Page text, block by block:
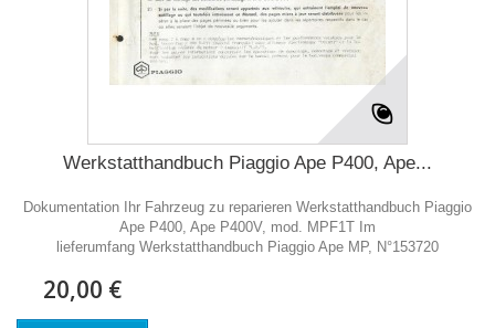
Werkstatthandbuch Piaggio Ape P400, Ape...
Dokumentation Ihr Fahrzeug zu reparieren Werkstatthandbuch Piaggio
Ape P400, Ape P400V, mod. MPF1T Im
lieferumfang Werkstatthandbuch Piaggio Ape MP, N°153720
20,00 €